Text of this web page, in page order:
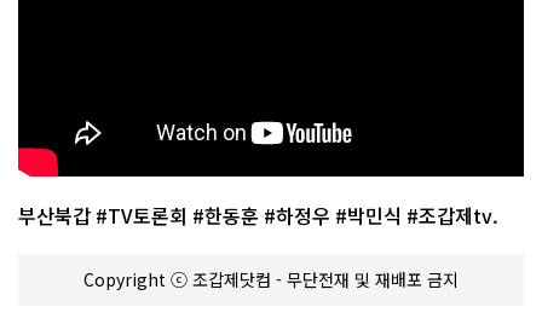
부산북갑 #TV토론회 #한동훈 #하정우 #박민식 #조갑제tv.
Copyright ⓒ 조갑제닷컴 - 무단전재 및 재배포 금지